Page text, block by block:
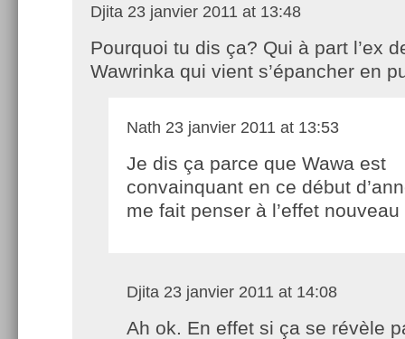
Djita 23 janvier 2011 at 13:48
Pourquoi tu dis ça? Qui à part l’ex
Wawrinka qui vient s’épancher en
Nath 23 janvier 2011 at 13:53
Je dis ça parce que Wawa est
convainquant en ce début
me fait penser à l’effet
Djita 23 janvier 2011 at 14:08
Ah ok. En effet si ça se révèle